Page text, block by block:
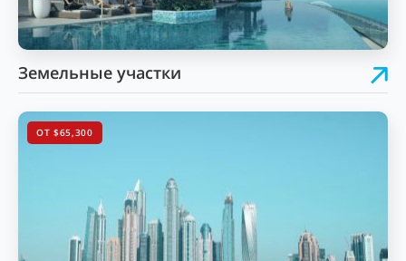
Земельные участки
ОТ $65,300